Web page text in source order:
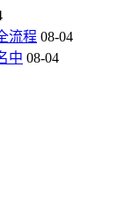
流程 08-04
中 08-04